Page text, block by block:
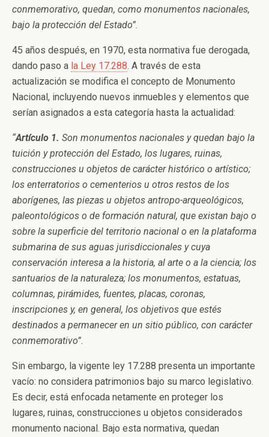
conmemorativo, quedan, como monumentos nacionales,
bajo la protección del Estado”.
45 años después, en 1970, esta normativa fue derogada,
dando paso a la Ley 17.288. A través de esta
actualización se modifica el concepto de Monumento
Nacional, incluyendo nuevos inmuebles y elementos que
serían asignados a esta categoría hasta la actualidad:
“Artículo 1. Son monumentos nacionales y quedan bajo la
tuición y protección del Estado, los lugares, ruinas,
construcciones u objetos de carácter histórico o artístico;
los enterratorios o cementerios u otros restos de los
aborígenes, las piezas u objetos antropo-arqueológicos,
paleontológicos o de formación natural, que existan bajo o
sobre la superficie del territorio nacional o en la plataforma
submarina de sus aguas jurisdiccionales y cuya
conservación interesa a la historia, al arte o a la ciencia; los
santuarios de la naturaleza; los monumentos, estatuas,
columnas, pirámides, fuentes, placas, coronas,
inscripciones y, en general, los objetivos que estés
destinados a permanecer en un sitio público, con carácter
conmemorativo”.
Sin embargo, la vigente ley 17.288 presenta un importante
vacío: no considera patrimonios bajo su marco legislativo.
Es decir, está enfocada netamente en proteger los
lugares, ruinas, construcciones u objetos considerados
monumento nacional. Bajo esta normativa, quedan